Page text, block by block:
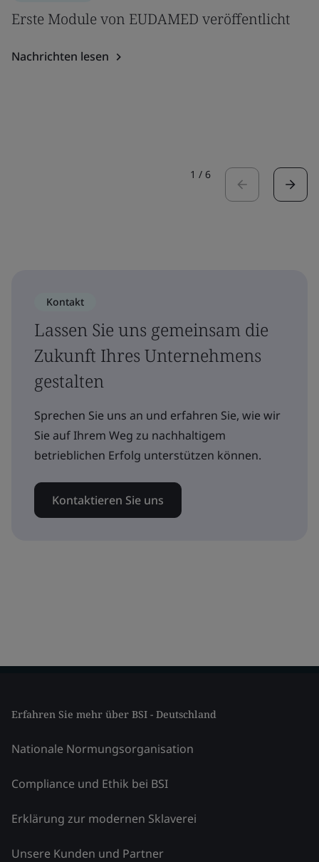
Erste Module von EUDAMED veröffentlicht
Nachrichten lesen
1 / 6
Kontakt
Lassen Sie uns gemeinsam die
Zukunft Ihres Unternehmens
gestalten
Sprechen Sie uns an und erfahren Sie, wie wir
Sie auf Ihrem Weg zu nachhaltigem
betrieblichen Erfolg unterstützen können.
Kontaktieren Sie uns
Erfahren Sie mehr über BSI - Deutschland
Nationale Normungsorganisation
Compliance und Ethik bei BSI
Erklärung zur modernen Sklaverei
Unsere Kunden und Partner